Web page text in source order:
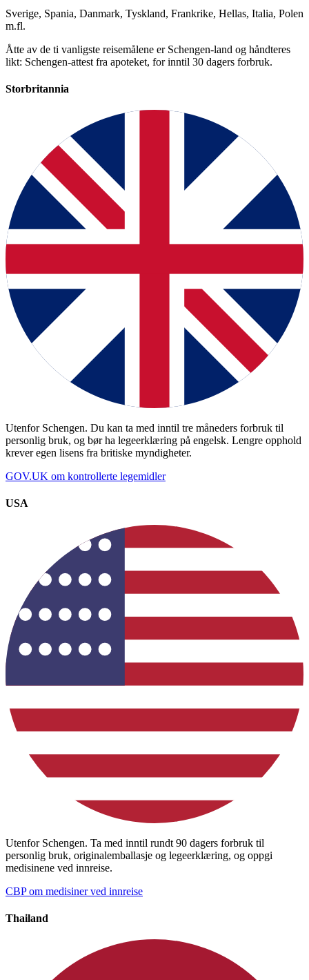
Sverige, Spania, Danmark, Tyskland, Frankrike, Hellas, Italia, Polen
m.fl.
Åtte av de ti vanligste reisemålene er Schengen-land og håndteres
likt: Schengen-attest fra apoteket, for inntil 30 dagers forbruk.
Storbritannia
Utenfor Schengen. Du kan ta med inntil tre måneders forbruk til
personlig bruk, og bør ha legeerklæring på engelsk. Lengre opphold
krever egen lisens fra britiske myndigheter.
GOV.UK om kontrollerte legemidler
USA
Utenfor Schengen. Ta med inntil rundt 90 dagers forbruk til
personlig bruk, originalemballasje og legeerklæring, og oppgi
medisinene ved innreise.
CBP om medisiner ved innreise
Thailand